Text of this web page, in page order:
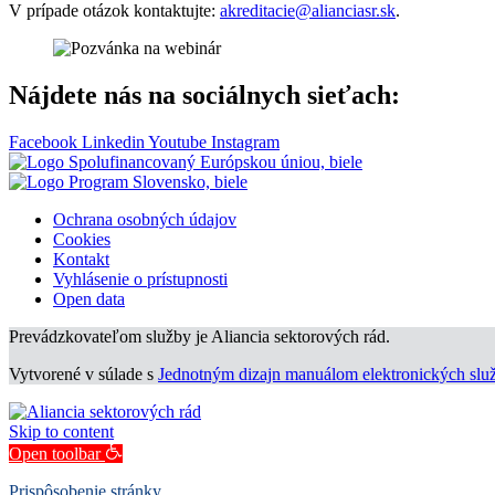
V prípade otázok kontaktujte: akreditacie@alianciasr.sk.
Nájdete nás na sociálnych sieťach:
Facebook Linkedin Youtube Instagram
Ochrana osobných údajov
Cookies
Kontakt
Vyhlásenie o prístupnosti
Open data
Prevádzkovateľom služby je Aliancia sektorových rád.
Vytvorené v súlade s Jednotným dizajn manuálom elektronických
Skip to content
Open toolbar